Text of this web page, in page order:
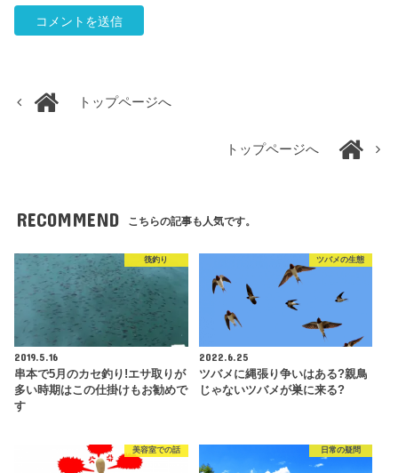
トップページへ
トップページへ
RECOMMEND こちらの記事も人気です。
筏釣り
2019.5.16
串本で5月のカセ釣り!エサ取りが
多い時期はこの仕掛けもお勧めで
す
ツバメの生態
2022.6.25
ツバメに縄張り争いはある?親鳥
じゃないツバメが巣に来る?
美容室での話 日常の疑問